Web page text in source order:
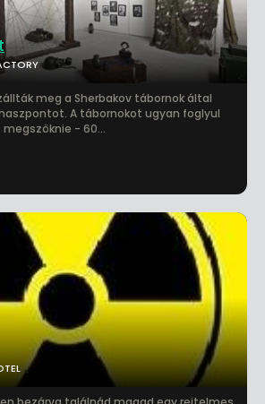
meg a Sherbakov tábornok által
A tábornokot ugyan foglyul
- 60...